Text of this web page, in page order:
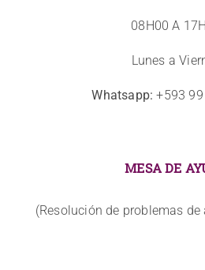
08H00 A
Lunes a
Whatsapp: +593
MESA DE
(Resolución de problemas